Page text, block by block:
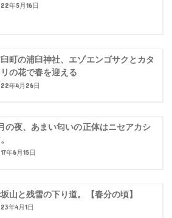
年5月16日
町の浦臼神社、エゾエンゴサクとカタ
の花で春を迎える
年4月26日
の夜、あまい匂いの正体はニセアカシ
年6月15日
山と残雪の下り道。【春分の頃】
年4月1日